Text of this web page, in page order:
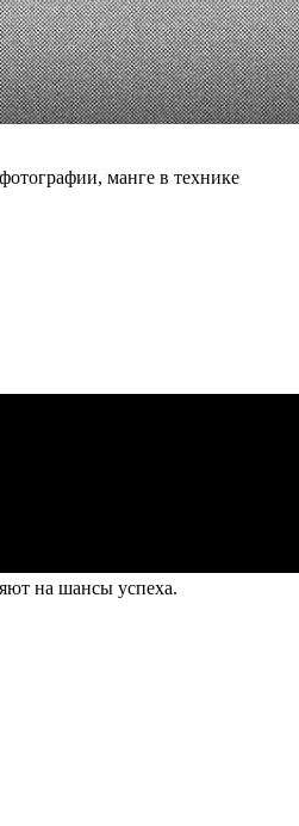
манге в технике
на шансы успеха.